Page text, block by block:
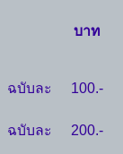
บาท
ฉบับละ 100.-
ฉบับละ 200.-